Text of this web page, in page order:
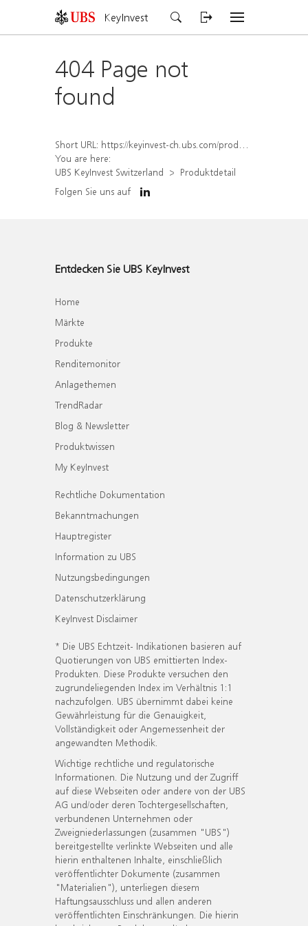
KeyInvest
404 Page not
found
Short URL: https://keyinvest-ch.ubs.com/produkt/detail/index/isin/CH1570528997
You are here:
UBS KeyInvest Switzerland
Produktdetail
Folgen Sie uns auf
Entdecken Sie UBS KeyInvest
Home
Märkte
Produkte
Renditemonitor
Anlagethemen
TrendRadar
Blog & Newsletter
Produktwissen
My KeyInvest
Rechtliche Dokumentation
Bekanntmachungen
Hauptregister
Information zu UBS
Nutzungsbedingungen
Datenschutzerklärung
KeyInvest Disclaimer
* Die UBS Echtzeit- Indikationen basieren auf
Quotierungen von UBS emittierten Index-
Produkten. Diese Produkte versuchen den
zugrundeliegenden Index im Verhältnis 1:1
nachzufolgen. UBS übernimmt dabei keine
Gewährleistung für die Genauigkeit,
Vollständigkeit oder Angemessenheit der
angewandten Methodik.
Wichtige rechtliche und regulatorische
Informationen. Die Nutzung und der Zugriff
auf diese Webseiten oder andere von der UBS
AG und/oder deren Tochtergesellschaften,
verbundenen Unternehmen oder
Zweigniederlassungen (zusammen "UBS")
bereitgestellte verlinkte Webseiten und alle
hierin enthaltenen Inhalte, einschließlich
veröffentlichter Dokumente (zusammen
"Materialien"), unterliegen diesem
Haftungsausschluss und allen anderen
veröffentlichten Einschränkungen. Die hierin